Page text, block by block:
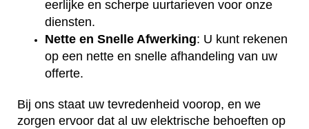
eerlijke en scherpe uurtarieven voor onze
diensten.
Nette en Snelle Afwerking: U kunt rekenen
op een nette en snelle afhandeling van uw
offerte.
Bij ons staat uw tevredenheid voorop, en we
zorgen ervoor dat al uw elektrische behoeften op